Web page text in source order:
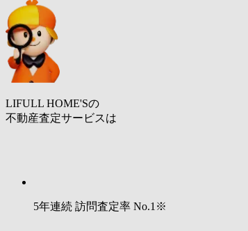
LIFULL HOME'Sの
不動産査定サービスは
5年連続 訪問査定率 No.1 ※